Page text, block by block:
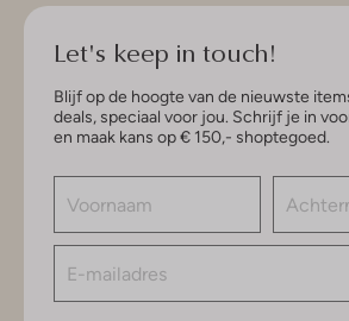
Let's keep in touch!
Blijf op de hoogte van de nieuwste
deals, speciaal voor jou. Schrijf je in
en maak kans op € 150,- shoptegoed.